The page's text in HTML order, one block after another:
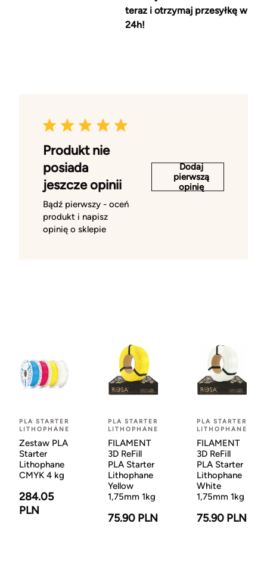
teraz i otrzymaj przesyłkę w
24h!
Produkt nie
posiada
jeszcze opinii
Bądź pierwszy - oceń
produkt i napisz
opinię o sklepie
Dodaj
pierwszą
opinię
PLA STARTER
LITHOPHANE
Zestaw PLA
Starter
Lithophane
CMYK 4 kg
284.05
PLN
PLA STARTER
LITHOPHANE
FILAMENT
3D ReFill
PLA Starter
Lithophane
Yellow
1,75mm 1kg
75.90 PLN
PLA STARTER
LITHOPHANE
FILAMENT
3D ReFill
PLA Starter
Lithophane
White
1,75mm 1kg
75.90 PLN